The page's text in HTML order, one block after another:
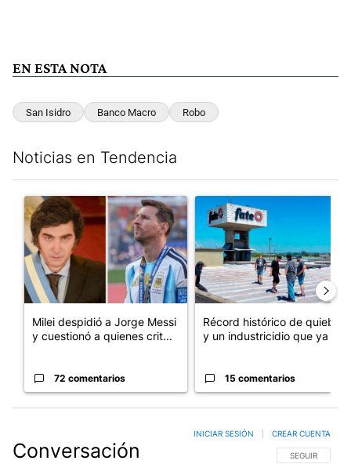
EN ESTA NOTA
San Isidro Banco Macro Robo
Noticias en Tendencia
Un artículo de tendencia con el título "Milei despidió a Jorge
Milei despidió a Jorge Messi
y cuestionó a quienes crit...
72 comentarios
Un artículo de tendencia
Récord histórico de quiebras
y un industricidio que ya ...
15 comentarios
Conversación SIGA ESTA
SEGUIR
INICIAR SESIÓN CREAR CUENTA